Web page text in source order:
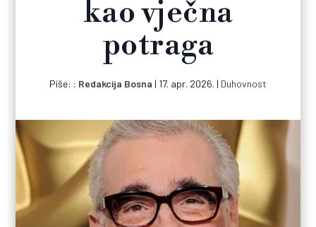
kao vječna
potraga
Piše: Redakcija Bosna | 17. apr. 2026. | Duhovnost